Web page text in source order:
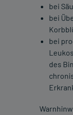
bei
bei
bei
des